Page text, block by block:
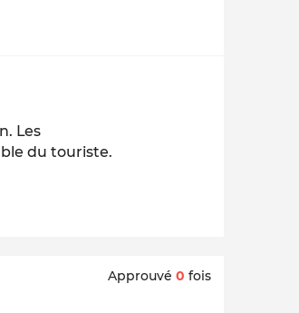
Les
du touriste.
Approuvé 0 fois